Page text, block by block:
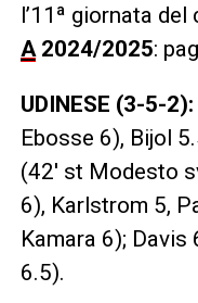
l’11ª giornata
A 2024/2025:
UDINESE (3-5-2):
Ebosse 6), Bijol
(42′ st Modesto
6), Karlstrom 5,
Kamara 6); Davis
6.5).